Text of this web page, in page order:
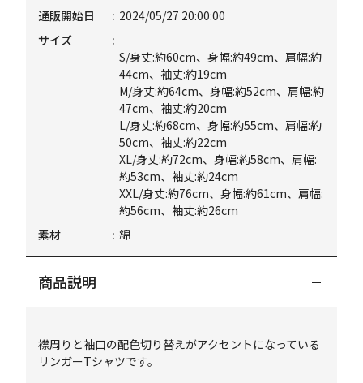
通販開始日
2024/05/27 20:00:00
サイズ
S/身丈:約60cm、身幅:約49cm、肩幅:約
44cm、袖丈:約19cm
M/身丈:約64cm、身幅:約52cm、肩幅:約
47cm、袖丈:約20cm
L/身丈:約68cm、身幅:約55cm、肩幅:約
50cm、袖丈:約22cm
XL/身丈:約72cm、身幅:約58cm、肩幅:
約53cm、袖丈:約24cm
XXL/身丈:約76cm、身幅:約61cm、肩幅:
約56cm、袖丈:約26cm
素材
綿
商品説明
襟周りと袖口の配色切り替えがアクセントになっている
リンガーTシャツです。